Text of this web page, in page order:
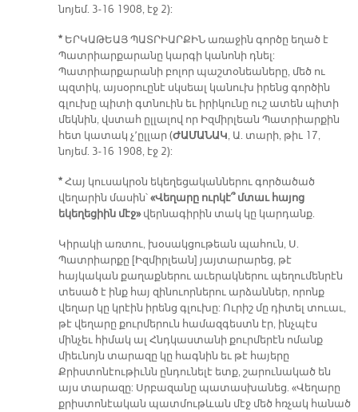
նոյեմ. 3-16 1908, էջ 2):
*ԵՐԿԱԹԵԱՅ ՊԱՏՐԻԱՐՔԻՆ առաջին գործը եղած է
Պատրիարքարանը կարգի կանոնի դնել:
Պատրիարքարանի բոլոր պաշտօնեաները, մեծ ու
պզտիկ, այսօրուընէ սկսեալ կանուխ իրենց գործին
գլուխը պիտի գտնուին եւ իրիկունը ուշ ատեն պիտի
մեկնին, վստահ ըլլալով որ Իզմիրլեան Պատրիարքին
հետ կատակ չ՚ըլլար (ԺԱՄԱՆԱԿ, Ա. տարի, թիւ 17,
նոյեմ. 3-16 1908, էջ 2):
*Հայ կուսակրօն եկեղեցականներու գործածած
վեղարին մասին՝«Վեղարը ուրկէ՞ մտաւ հայոց
եկեղեցիին մէջ»վերնագիրին տակ կը կարդանք.
Կիրակի առտու, խօսակցութեան պահուն, Ս.
Պատրիարքը [Իզմիրլեան] յայտարարեց, թէ
հայկական քաղաքներու աւերակներու պեղումենրէն
տեսած է ինք հայ զինուորներու արձաններ, որոնք
վեղար կը կրէին իրենց գլուխը: Ուրիշ մը դիտել տուաւ,
թէ վեղարը քուրմերուն համազգեստն էր, ինչպէս
մինչեւ հիմակ ալ Հնդկաստանի քուրմերէն ոմանք
միեւնոյն տարազը կը հագնին եւ թէ հայերը
Քրիստոնէութիւնն ընդունելէ ետք, շարունակած են
այս տարազը: Սրբազանը պատասխանեց. «Վեղարը
քրիստոնէական պատմութևան մէջ մեծ հռչակ հանած